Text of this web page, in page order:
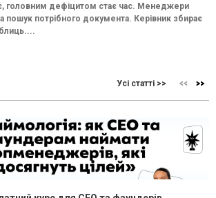
головним дефіцитом стає час. Менеджери
пошук потрібного документа. Керівник збирає
Усі статті >>